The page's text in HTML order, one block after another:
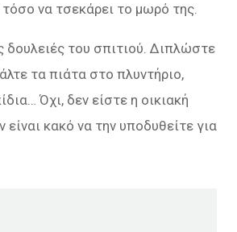
τόσο να τσεκάρει το μωρό της.
δουλειές του σπιτιού. Διπλώστε
τα πιάτα στο πλυντήριο,
Όχι, δεν είστε η οικιακή
κακό να την υποδυθείτε για